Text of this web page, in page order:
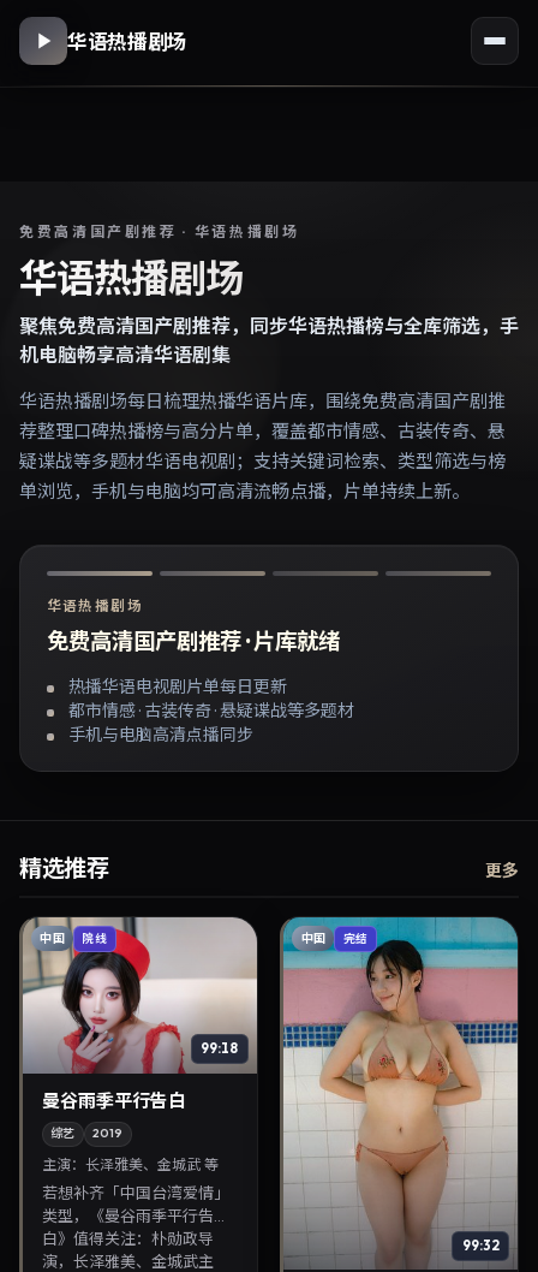
华语热播剧场
免费高清国产剧推荐 · 华语热播剧场
华语热播剧场
聚焦免费高清国产剧推荐，同步华语热播榜与全库筛选，手
机电脑畅享高清华语剧集
华语热播剧场每日梳理热播华语片库，围绕免费高清国产剧推
荐整理口碑热播榜与高分片单，覆盖都市情感、古装传奇、悬
疑谍战等多题材华语电视剧；支持关键词检索、类型筛选与榜
单浏览，手机与电脑均可高清流畅点播，片单持续上新。
华语热播剧场
免费高清国产剧推荐 · 片库就绪
热播华语电视剧片单每日更新
都市情感 · 古装传奇 · 悬疑谍战等多题材
手机与电脑高清点播同步
精选推荐 更多
中国 院线
99:18
曼谷雨季平行告白
综艺 2019
主演： 长泽雅美、金城武 等
若想补齐「中国台湾爱情」
类型，《曼谷雨季平行告
白》值得关注：朴勋政导
演，长泽雅美、金城武主
中国 完结
99:32